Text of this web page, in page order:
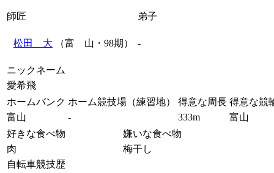
師匠 弟子
松田 大 （富 山・98期） -
ニックネーム
愛希飛
ホームバンク ホーム競技場（練習地） 得意な周長 得意な競
富山
- 333m
富山
好きな食べ物
嫌いな食べ物
肉
梅干し
自転車競技歴